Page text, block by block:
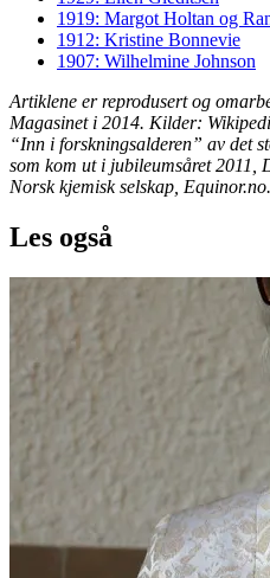
1919: Margot Holtan og
1912: Kristine Bonnevie
1907: Wilhelmine Johnson
Artiklene er reprodusert og
Magasinet i 2014. Kilder:
“Inn i forskningsalderen” av det
som kom ut i jubileumsåret 2011,
Norsk kjemisk selskap, Equinor.no.
Les også